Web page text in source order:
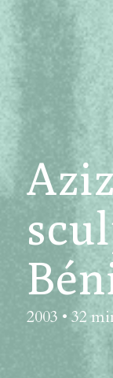
2003 • 32